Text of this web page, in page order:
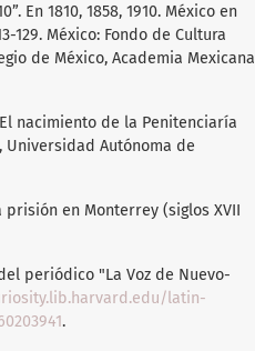
En 1810, 1858, 1910. México en
México: Fondo de Cultura
de México, Academia Mexicana
nacimiento de la Penitenciaría
Universidad Autónoma de
en Monterrey (siglos XVII
periódico "La Voz de Nuevo-
latin-
.